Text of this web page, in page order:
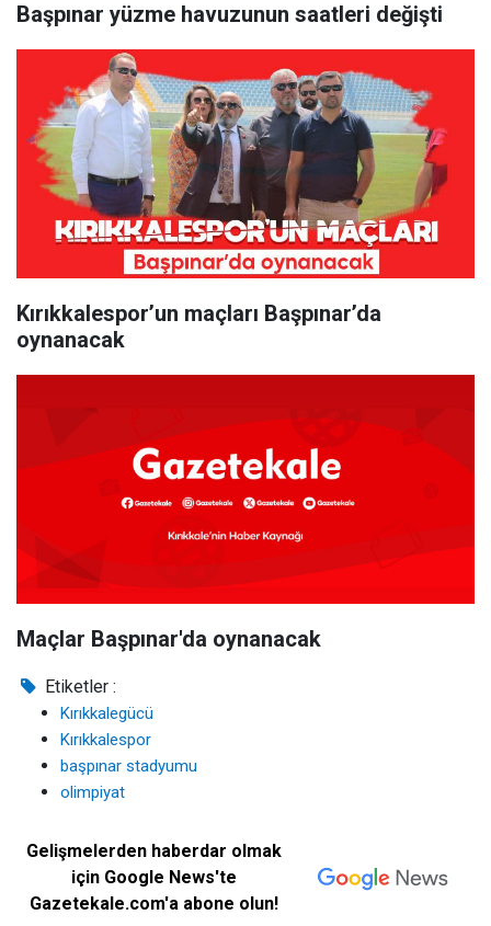
Başpınar yüzme havuzunun saatleri değişti
Kırıkkalespor’un maçları Başpınar’da
oynanacak
Maçlar Başpınar'da oynanacak
Etiketler :
Kırıkkalegücü
Kırıkkalespor
başpınar stadyumu
olimpiyat
Gelişmelerden haberdar olmak
için Google News'te
Gazetekale.com'a abone olun!